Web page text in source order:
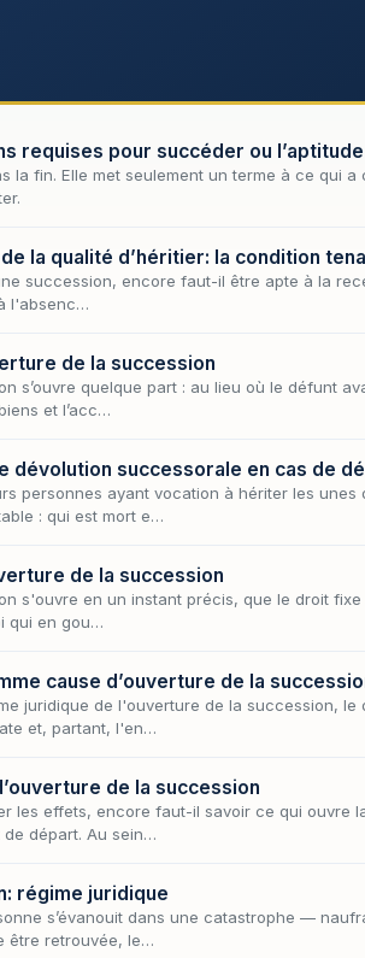
requises pour succéder ou
la fin. Elle met seulement un terme à ce qui
de la qualité d’héritier: la condition
succession, encore faut-il être apte à la
l'absenc…
de la succession
s’ouvre quelque part : au lieu où le défunt
et l’acc…
dévolution successorale en cas de
personnes ayant vocation à hériter les
: qui est mort e…
de la succession
s'ouvre en un instant précis, que le droit
qui en gou…
cause d’ouverture de la
juridique de l'ouverture de la succession,
et, partant, l'en…
de la succession
les effets, encore faut-il savoir ce qui ouvre
départ. Au sein…
régime juridique
s’évanouit dans une catastrophe —
être retrouvée, le…